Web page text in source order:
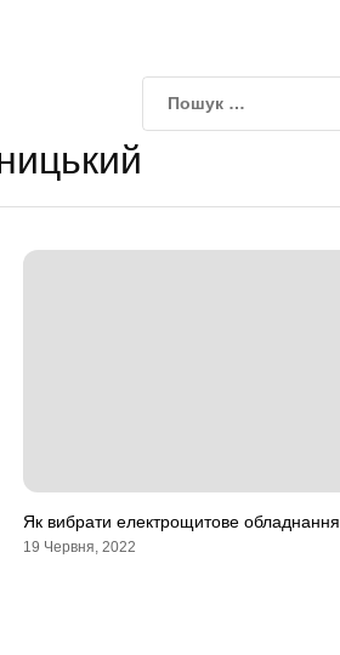
Як вибрати електрощитове обладнання
19 Червня, 2022